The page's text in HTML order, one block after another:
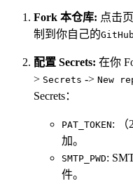
Fork 本仓库: 点击
制到你自己的GitHub
配置 Secrets: 在你
> Secrets -> New
Secrets：
PAT_TOKEN: （
加。
SMTP_PWD:
件。